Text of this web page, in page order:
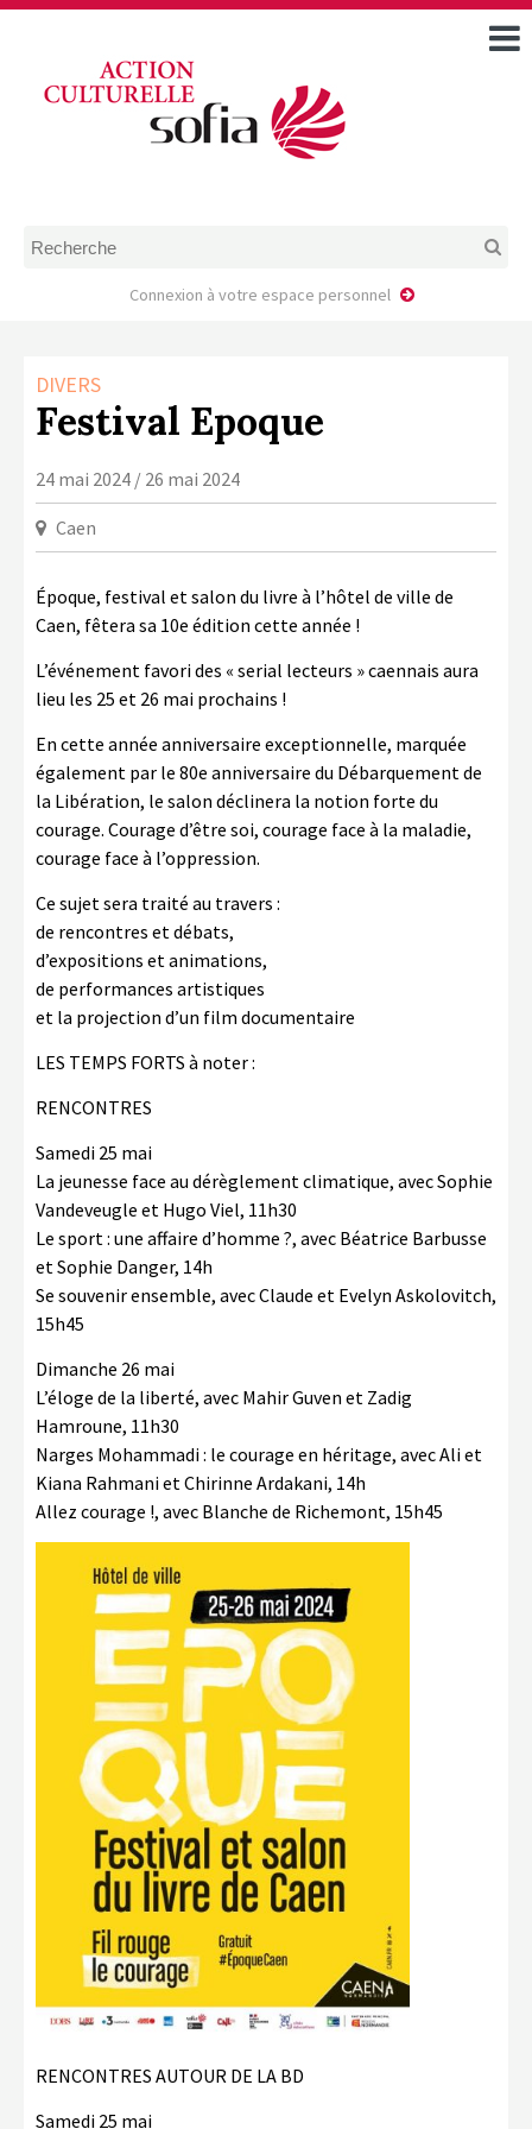
DOSSIERS DE DEMANDE
PROJET
LA COPIE PRIVÉE
LA CULTURE AVEC LA COPIE
CONTACTS
Connexion à votre espace personnel
DIVERS
Festival Epoque
24 mai 2024 / 26 mai 2024
Caen
Époque, festival et salon du livre à l’hôtel de ville de
Caen, fêtera sa 10e édition cette année !
L’événement favori des « serial lecteurs » caennais aura
lieu les 25 et 26 mai prochains !
En cette année anniversaire exceptionnelle, marquée
également par le 80e anniversaire du Débarquement de
la Libération, le salon déclinera la notion forte du
courage. Courage d’être soi, courage face à la maladie,
courage face à l’oppression.
Ce sujet sera traité au travers :
de rencontres et débats,
d’expositions et animations,
de performances artistiques
et la projection d’un film documentaire
LES TEMPS FORTS à noter :
RENCONTRES
Samedi 25 mai
La jeunesse face au dérèglement climatique, avec Sophie
Vandeveugle et Hugo Viel, 11h30
Le sport : une affaire d’homme ?, avec Béatrice Barbusse
et Sophie Danger, 14h
Se souvenir ensemble, avec Claude et Evelyn Askolovitch,
15h45
Dimanche 26 mai
L’éloge de la liberté, avec Mahir Guven et Zadig
Hamroune, 11h30
Narges Mohammadi : le courage en héritage, avec Ali et
Kiana Rahmani et Chirinne Ardakani, 14h
Allez courage !, avec Blanche de Richemont, 15h45
RENCONTRES AUTOUR DE LA BD
Samedi 25 mai